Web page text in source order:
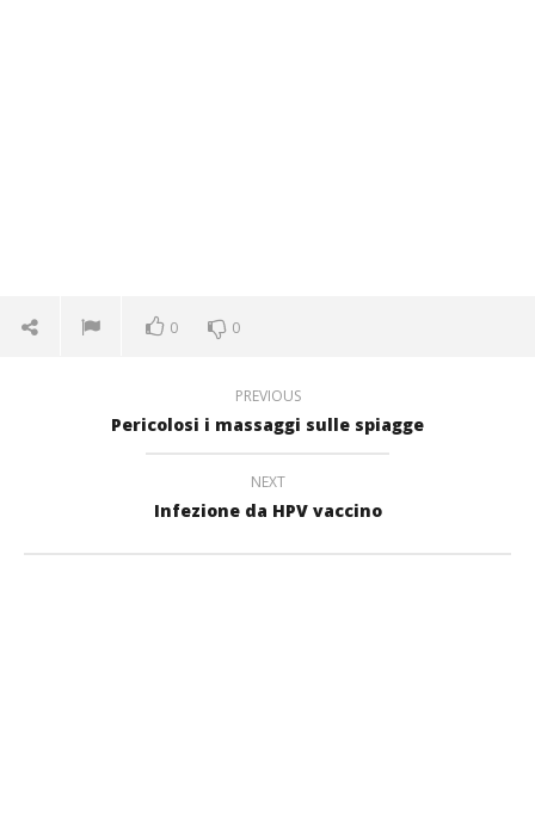
0 0
PREVIOUS
Pericolosi i massaggi sulle spiagge
NEXT
Infezione da HPV vaccino